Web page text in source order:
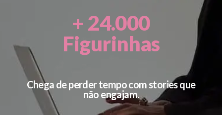
+ 24.000
Figurinhas
Chega de perder tempo com stories que
não engajam.